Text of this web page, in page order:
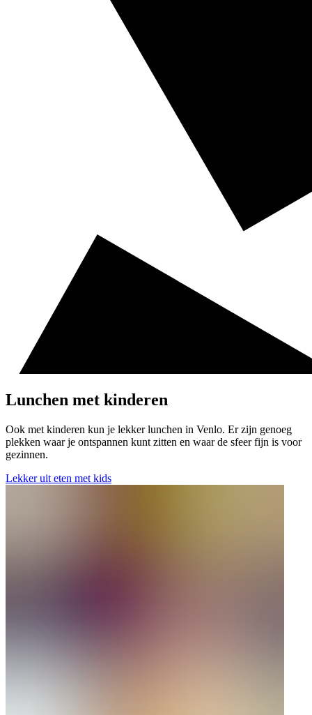
Lunchen met kinderen
Ook met kinderen kun je lekker lunchen in Venlo. Er zijn genoeg
plekken waar je ontspannen kunt zitten en waar de sfeer fijn is voor
gezinnen.
Lekker uit eten met kids